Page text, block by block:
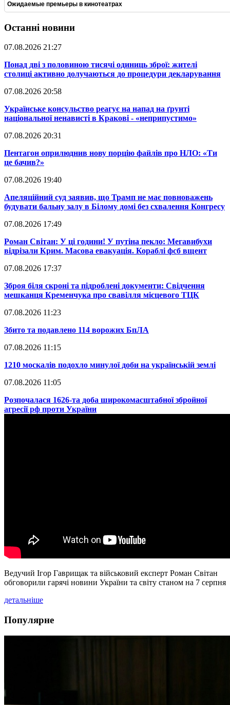
Ожидаемые премьеры в кинотеатрах
Останні новини
07.08.2026 21:27
​Понад дві з половиною тисячі одиниць зброї: жителі
столиці активно долучаються до процедури декларування
07.08.2026 20:58
​Українське консульство реагує на напад на ґрунті
національної ненависті в Кракові - «неприпустимо»
07.08.2026 20:31
​Пентагон оприлюднив нову порцію файлів про НЛО: «Ти
це бачив?»
07.08.2026 19:40
​Апеляційний суд заявив, що Трамп не має повноважень
будувати бальну залу в Білому домі без схвалення Конгресу
07.08.2026 17:49
​Роман Світан: У ці години! У путіна пекло: Мегавибухи
відрізали Крим. Масова евакуація. Кораблі фсб вщент
07.08.2026 17:37
​Зброя біля скроні та підроблені документи: Свідчення
мешканця Кременчука про свавілля місцевого ТЦК
07.08.2026 11:23
​Збито та подавлено 114 ворожих БпЛА
07.08.2026 11:15
​1210 москалів подохло минулої доби на українській землі
07.08.2026 11:05
​Розпочалася 1626-та доба широкомасштабної збройної
агресії рф проти України
Ведучий Ігор Гаврищак та військовий експерт Роман Світан
обговорили гарячі новини України та світу станом на 7 серпня
детальніше
Популярне